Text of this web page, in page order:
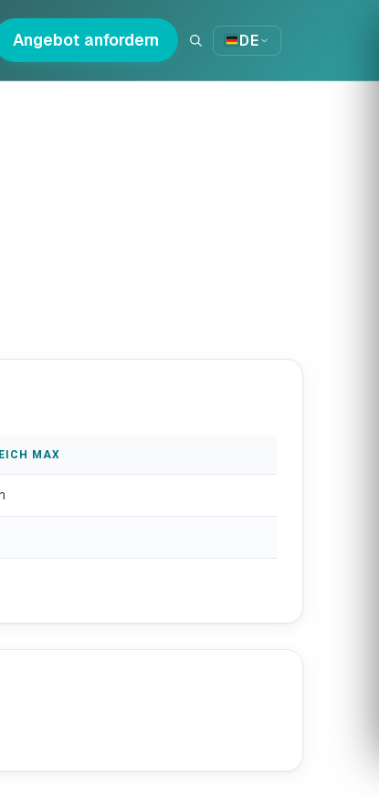
Angebot anfordern DE
MAX